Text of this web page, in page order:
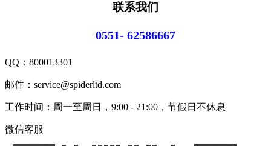
联系我们
0551- 62586667
QQ： 800013301
邮件：service@spiderltd.com
工作时间：周一至周日，9:00 - 21:00，节假日不休息
微信客服